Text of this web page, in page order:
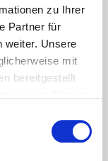
zu Ihrer
Partner für
weiter. Unsere
mit
bereitgestellt